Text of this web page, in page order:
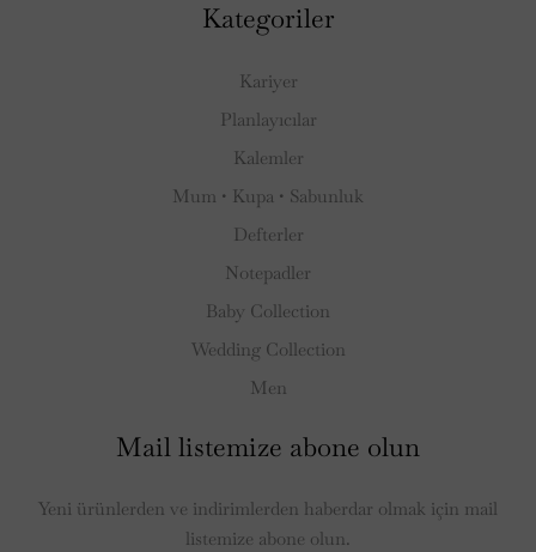
Kategoriler
Kariyer
Planlayıcılar
Kalemler
Mum • Kupa • Sabunluk
Defterler
Notepadler
Baby Collection
Wedding Collection
Men
Mail listemize abone olun
Yeni ürünlerden ve indirimlerden haberdar olmak için mail
listemize abone olun.